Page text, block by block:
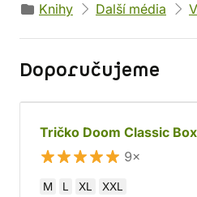
Knihy
Další média
Doporučujeme
Tričko Doom Classic
9×
M L XL XXL